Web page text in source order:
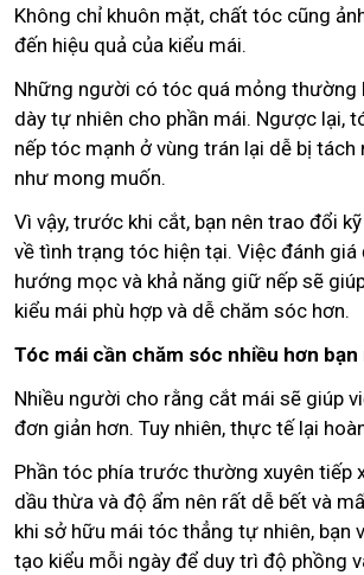
Không chỉ khuôn mặt, chất tóc cũng
đến hiệu quả của kiểu mái.
Những người có tóc quá mỏng thường
dày tự nhiên cho phần mái. Ngược lại,
nếp tóc mạnh ở vùng trán lại dễ bị tách
như mong muốn.
Vì vậy, trước khi cắt, bạn nên trao đổi
về tình trạng tóc hiện tại. Việc đánh giá
hướng mọc và khả năng giữ nếp sẽ
kiểu mái phù hợp và dễ chăm sóc hơn.
Tóc mái cần chăm sóc nhiều hơn bạn
Nhiều người cho rằng cắt mái sẽ giúp
đơn giản hơn. Tuy nhiên, thực tế lại
Phần tóc phía trước thường xuyên tiếp
dầu thừa và độ ẩm nên rất dễ bết và
khi sở hữu mái tóc thẳng tự nhiên, bạn
tạo kiểu mỗi ngày để duy trì độ phồng